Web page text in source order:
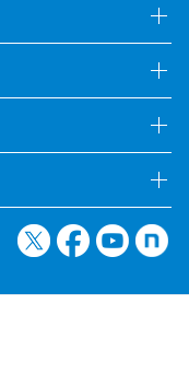
X（旧Twitter）
Facebook